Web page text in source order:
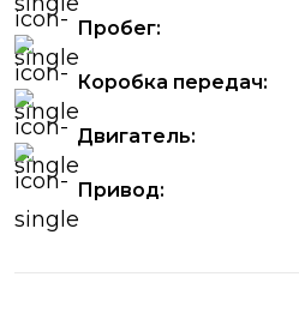
Пробег:
Коробка передач:
Двигатель:
Привод: